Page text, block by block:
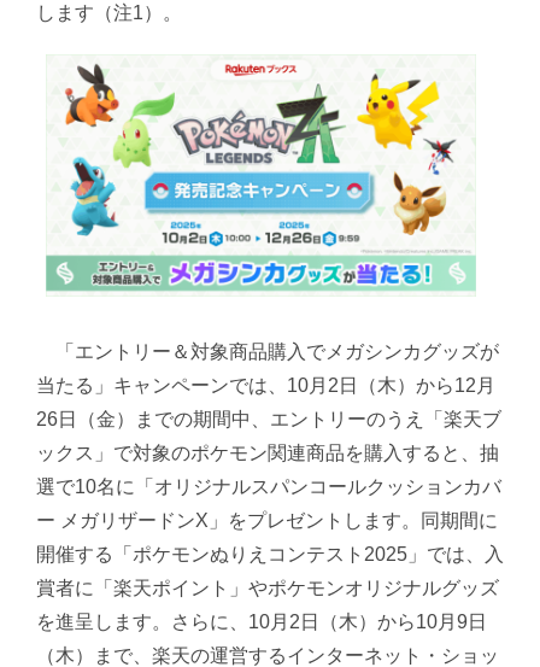
します（注1）。
「エントリー＆対象商品購入でメガシンカグッズが
当たる」キャンペーンでは、10月2日（木）から12月
26日（金）までの期間中、エントリーのうえ「楽天ブ
ックス」で対象のポケモン関連商品を購入すると、抽
選で10名に「オリジナルスパンコールクッションカバ
ー メガリザードンX」をプレゼントします。同期間に
開催する「ポケモンぬりえコンテスト2025」では、入
賞者に「楽天ポイント」やポケモンオリジナルグッズ
を進呈します。さらに、10月2日（木）から10月9日
（木）まで、楽天の運営するインターネット・ショッ